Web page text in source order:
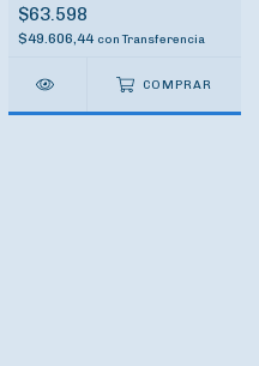
$63.598
$49.606,44 con Transferencia
COMPRAR